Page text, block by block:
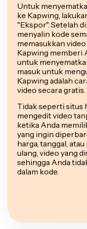
Untuk
ke Kapwing,
"Ekspor". Setelah
menyalin kode
memasukkan
Kapwing memberi
untuk
masuk untuk
Kapwing adalah
video secara gratis.
Tidak seperti situs
mengedit video
ketika Anda
yang ingin
harga, tanggal,
ulang, video yang
sehingga Anda
dalam kode.